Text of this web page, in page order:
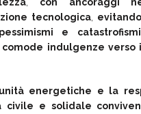
tecnologica evitando
pessimismi e catastrofismi
indulgenze verso
energetiche e la
civile e solidale